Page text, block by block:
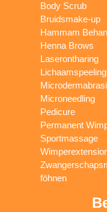
Body Scrub
Bruidsmake-up
Hammam
Henna Brows
Laserontharing
Lichaamspeeling
Microneedling
Pedicure
Permanent
Sportmassage
föhnen